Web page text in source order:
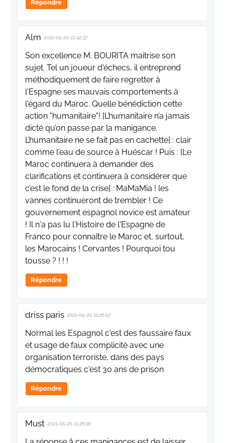
Répondre
Alm 2021-05-20 22:42:37
Son excellence M. BOURITA maitrise son
sujet. Tel un joueur d'échecs, il entreprend
méthodiquement de faire regretter à
l'Espagne ses mauvais comportements à
l'égard du Maroc. Quelle bénédiction cette
action "humanitaire"! [L’humanitaire n’a jamais
dicté qu’on passe par la manigance.
L’humanitaire ne se fait pas en cachette] : clair
comme l'eau de source à Huéscar ! Puis : [Le
Maroc continuera à demander des
clarifications et continuera à considérer que
c’est le fond de la crise] : MaMaMia ! les
vannes continueront de trembler ! Ce
gouvernement espagnol novice est amateur
! Il n'a pas lu l'Histoire de l'Espagne de
Franco pour connaître le Maroc et, surtout,
les Marocains ! Cervantes ! Pourquoi tou
tousse ? ! ! !
Répondre
driss paris 2021-05-20 21:26:57
Normal les Espagnol c'est des faussaire faux
et usage de faux complicité avec une
organisation terroriste, dans des pays
démocratiques c'est 30 ans de prison
Répondre
Must 2021-05-20 21:26:18